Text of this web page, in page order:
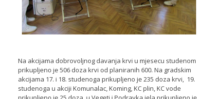
Na akcijama dobrovoljnog davanja krvi u mjesecu studenom
prikupljeno je 506 doza krvi od planiranih 600. Na gradskim
akcijama 17. i 18. studenoga prikupljeno je 235 doza krvi, 19.
studenoga u akciji Komunalac, Koming, KC plin, KC vode